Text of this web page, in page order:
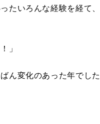
たいろんな経験を経て
」
ん変化のあった年でした